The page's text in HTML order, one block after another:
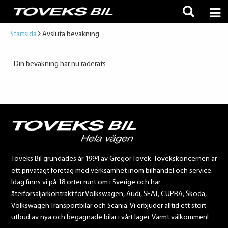
Startsida Avsluta bevakning
Din bevakning har nu raderats
Toveks Bil grundades år 1994 av Gregor Tovek. Tovekskoncernen är
ett privatägt företag med verksamhet inom bilhandel och service.
Idag finns vi på 18 orter runt om i Sverige och har
återförsäljarkontrakt för Volkswagen, Audi, SEAT, CUPRA, Škoda,
Volkswagen Transportbilar och Scania. Vi erbjuder alltid ett stort
utbud av nya och begagnade bilar i vårt lager. Varmt välkommen!